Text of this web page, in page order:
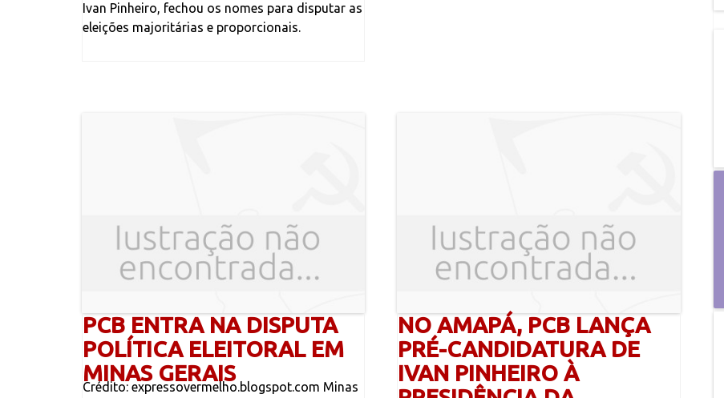
Ivan Pinheiro, fechou os nomes para disputar as
eleições majoritárias e proporcionais.
PCB ENTRA NA DISPUTA
POLÍTICA ELEITORAL EM
MINAS GERAIS
Crédito: expressovermelho.blogspot.com Minas
NO AMAPÁ, PCB LANÇA
PRÉ-CANDIDATURA DE
IVAN PINHEIRO À